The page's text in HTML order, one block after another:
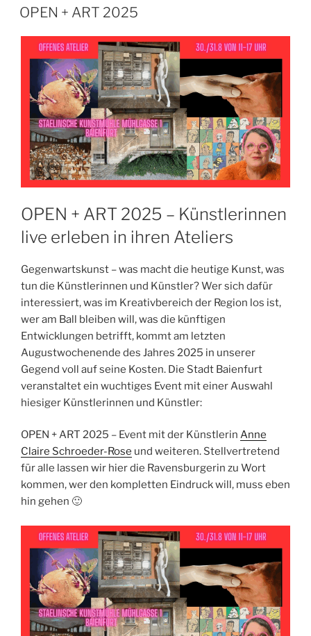
AM
OPEN + ART 2025
OPEN + ART 2025 – Künstlerinnen
live erleben in ihren Ateliers
Gegenwartskunst – was macht die heutige Kunst, was
tun die Künstlerinnen und Künstler? Wer sich dafür
interessiert, was im Kreativbereich der Region los ist,
wer am Ball bleiben will, was die künftigen
Entwicklungen betrifft, kommt am letzten
Augustwochenende des Jahres 2025 in unserer
Gegend voll auf seine Kosten. Die Stadt Baienfurt
veranstaltet ein wuchtiges Event mit einer Auswahl
hiesiger Künstlerinnen und Künstler:
OPEN + ART 2025 – Event mit der Künstlerin Anne
Claire Schroeder-Rose und weiteren. Stellvertretend
für alle lassen wir hier die Ravensburgerin zu Wort
kommen, wer den kompletten Eindruck will, muss eben
hin gehen 🙂